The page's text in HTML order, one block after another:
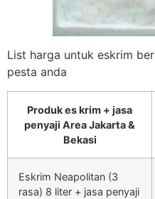
List harga untuk eskrim
pesta anda
Produk es krim + jasa
penyaji Area Jakarta &
Bekasi
Eskrim Neapolitan (3
rasa) 8 liter + jasa penyaji